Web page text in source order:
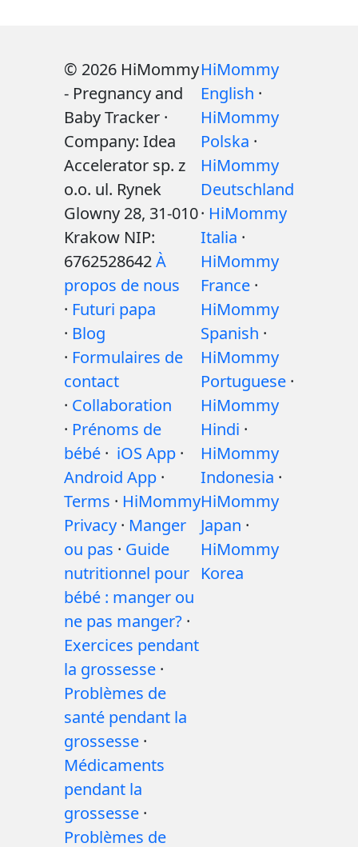
© 2026 HiMommy
- Pregnancy and
Baby Tracker ·
Company: Idea
Accelerator sp. z
o.o. ul. Rynek
Glowny 28, 31-010
Krakow NIP:
6762528642À
propos de nous
· Futuri papa
· Blog
· Formulaires de
contact
· Collaboration
· Prénoms de
bébé · iOS App ·
Android App ·
Terms · HiMommy
Privacy · Manger
ou pas · Guide
nutritionnel pour
bébé : manger ou
ne pas manger? ·
Exercices pendant
la grossesse ·
Problèmes de
santé pendant la
grossesse ·
Médicaments
pendant la
grossesse ·
Problèmes de
HiMommy
English ·
HiMommy
Polska ·
HiMommy
Deutschland
· HiMommy
Italia ·
HiMommy
France ·
HiMommy
Spanish ·
HiMommy
Portuguese ·
HiMommy
Hindi ·
HiMommy
Indonesia ·
HiMommy
Japan ·
HiMommy
Korea